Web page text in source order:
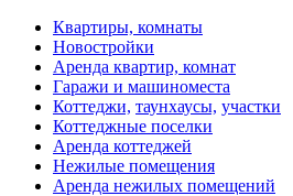
Квартиры, комнаты
Новостройки
Аренда квартир, комнат
Гаражи и машиноместа
Коттеджи, таунхаусы, участки
Коттеджные поселки
Аренда коттеджей
Нежилые помещения
Аренда нежилых помещений